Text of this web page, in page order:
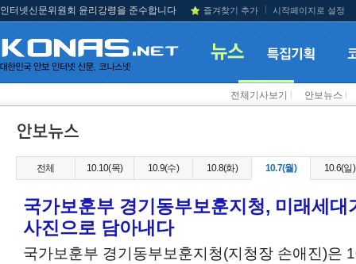
인터넷신문위원회 윤리강령을 준수합니다 즐겨찾기 추가 시작페이지로 설정
전체기사보기 안보뉴스
전체 10.10(목) 10.9(수) 10.8(화) 10.7(월) 10.6(일)
국가보훈부 경기동부보훈지청, 미래세대
사진으로 담아내다
국가보훈부 경기동부보훈지청(지청장 손애진)은